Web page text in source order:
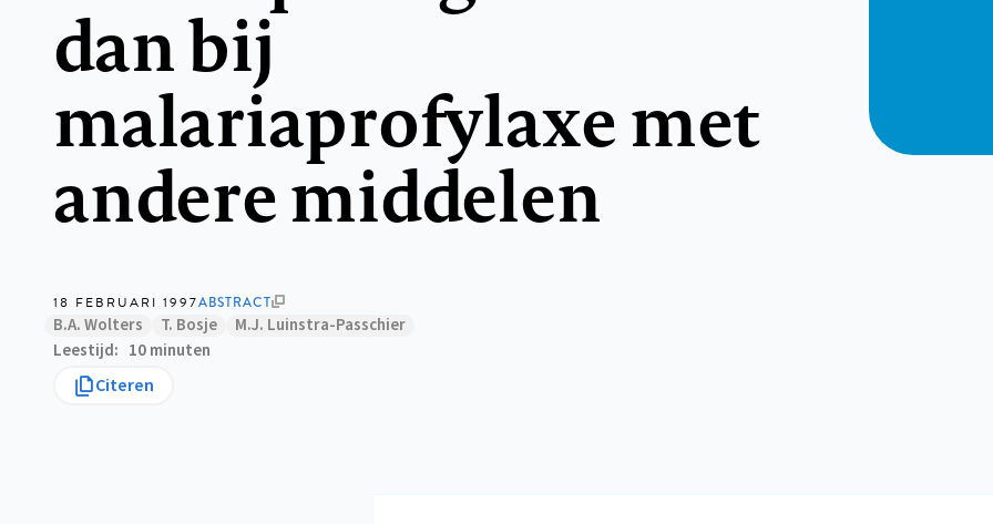
dan bij
malariaprofylaxe met
andere middelen
18 FEBRUARI 1997ABSTRACT
B.A. Wolters T. Bosje
M.J. Luinstra-Passchier
Leestijd
10 minuten
Citeren